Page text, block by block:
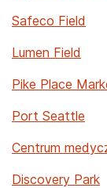
Safeco Field
Lumen Field
Pike Place
Port Seattle
Centrum
Discovery Park